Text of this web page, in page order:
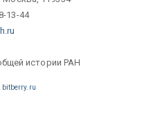
13-44
истории РАН
bitberry.ru